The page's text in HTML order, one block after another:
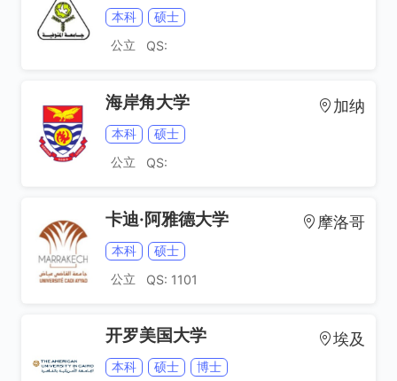
本科
硕士
公立
QS:
海岸角大学 加纳
本科
硕士
公立
QS:
卡迪·阿雅德大学 摩洛哥
本科
硕士
公立
QS: 1101
开罗美国大学 埃及
本科 硕士 博士